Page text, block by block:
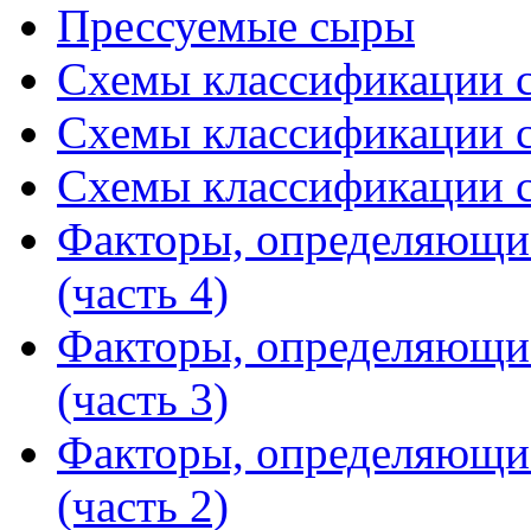
Прессуемые сыры
Схемы классификации
Схемы классификации
Схемы классификации
Факторы,
(часть 4)
Факторы,
(часть 3)
Факторы,
(часть 2)